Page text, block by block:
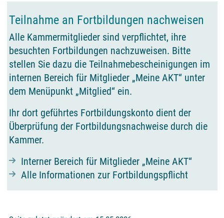
Teilnahme an Fortbildungen nachweisen
Alle Kammermitglieder sind verpflichtet, ihre
besuchten Fortbildungen nachzuweisen. Bitte
stellen Sie dazu die Teilnahmebescheinigungen im
internen Bereich für Mitglieder „Meine AKT“ unter
dem Menüpunkt „Mitglied“ ein.
Ihr dort geführtes Fortbildungskonto dient der
Überprüfung der Fortbildungsnachweise durch die
Kammer.
Interner Bereich für Mitglieder „Meine AKT“
Alle Informationen zur Fortbildungspflicht